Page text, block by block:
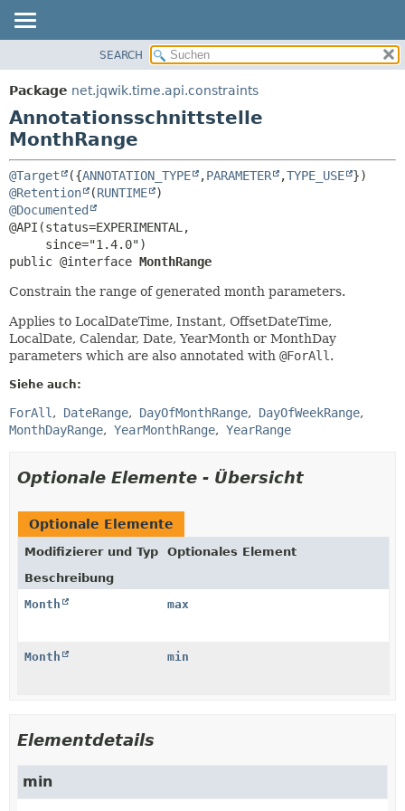
PACKAGE
KLASSE
BAUM
INDEX
HILFE
DETAILS:
SEARCH
Package net.jqwik.time.api.constraints
Annotationsschnittstelle
MonthRange
@Target ({ANNOTATION_TYPE ,PARAMETER ,TYPE_USE
@Retention
(RUNTIME
@Documented
@API(status=EXPERIMENTAL,
public @interface MonthRange
Constrain the range of generated month parameters.
Applies to LocalDateTime, Instant, OffsetDateTime,
LocalDate, Calendar, Date, YearMonth or MonthDay
parameters which are also annotated with @ForAll .
Siehe auch:
ForAll DateRange DayOfMonthRange
DayOfWeekRange
MonthDayRange
YearMonthRange YearRange
Optionale Elemente - Übersicht
Optionale Elemente
Modifizierer und Typ
Optionales Element
Beschreibung
Month
max
Month min
Elementdetails
min